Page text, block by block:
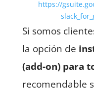
https://
Si somos
la opción de
(add-on) para
recomendable